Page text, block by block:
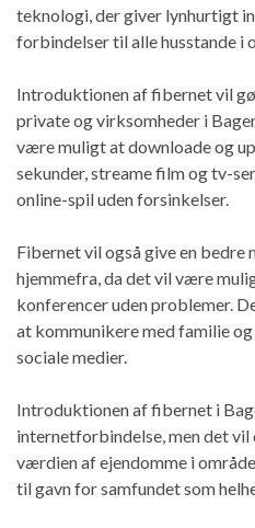
teknologi, der giver lynhurtigt
forbindelser til alle husstande i
Introduktionen af fibernet vil
private og virksomheder i
være muligt at downloade og
sekunder, streame film og tv-
online-spil uden forsinkelser.
Fibernet vil også give en bedre
hjemmefra, da det vil være
konferencer uden problemer.
at kommunikere med familie
sociale medier.
Introduktionen af fibernet i
internetforbindelse, men det
værdien af ejendomme i
til gavn for samfundet som